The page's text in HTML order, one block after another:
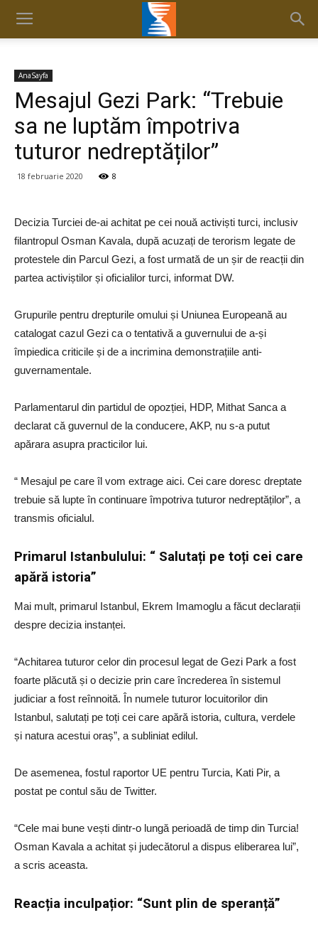
AnaSayfa
Mesajul Gezi Park: “Trebuie
sa ne luptăm împotriva
tuturor nedreptăților”
18 februarie 2020 8
Decizia Turciei de-ai achitat pe cei nouă activiști turci, inclusiv
filantropul Osman Kavala, după acuzați de terorism legate de
protestele din Parcul Gezi, a fost urmată de un șir de reacții din
partea activiștilor și oficialilor turci, informat DW.
Grupurile pentru drepturile omului și Uniunea Europeană au
catalogat cazul Gezi ca o tentativă a guvernului de a-și
împiedica criticile și de a incrimina demonstrațiile anti-
guvernamentale.
Parlamentarul din partidul de opozției, HDP, Mithat Sanca a
declarat că guvernul de la conducere, AKP, nu s-a putut
apărara asupra practicilor lui.
“ Mesajul pe care îl vom extrage aici. Cei care doresc dreptate
trebuie să lupte în continuare împotriva tuturor nedreptăților”, a
transmis oficialul.
Primarul Istanbulului: “ Salutați pe toți cei care
apără istoria”
Mai mult, primarul Istanbul, Ekrem Imamoglu a făcut declarații
despre decizia instanței.
“Achitarea tuturor celor din procesul legat de Gezi Park a fost
foarte plăcută și o decizie prin care încrederea în sistemul
judiciar a fost reînnoită. În numele tuturor locuitorilor din
Istanbul, salutați pe toți cei care apără istoria, cultura, verdele
și natura acestui oraș”, a subliniat edilul.
De asemenea, fostul raportor UE pentru Turcia, Kati Pir, a
postat pe contul său de Twitter.
“Cele mai bune vești dintr-o lungă perioadă de timp din Turcia!
Osman Kavala a achitat și judecătorul a dispus eliberarea lui”,
a scris aceasta.
Reacția inculpațior: “Sunt plin de speranță”